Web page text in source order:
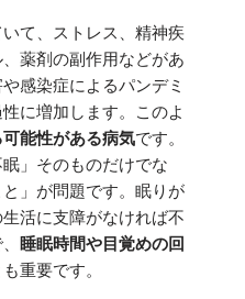
て、ストレス、精神疾
薬剤の副作用などがあ
感染症によるパンデミ
に増加します。このよ
能性がある病気です。
」そのものだけでな
」が問題です。眠りが
活に支障がなければ不
睡眠時間や目覚めの回
重要です。